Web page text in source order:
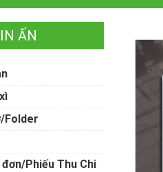
+
ẤN
Folder
đơn/Phiếu Thu Chi